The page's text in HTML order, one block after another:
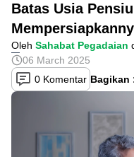
Batas Usia
Oleh Sahabat Pegadaian
06 March 2025
0 Komentar Bagikan